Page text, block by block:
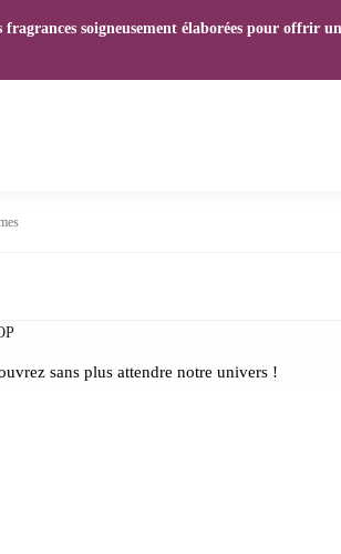
fragrances soigneusement élaborées pour offrir
sans plus attendre notre univers !